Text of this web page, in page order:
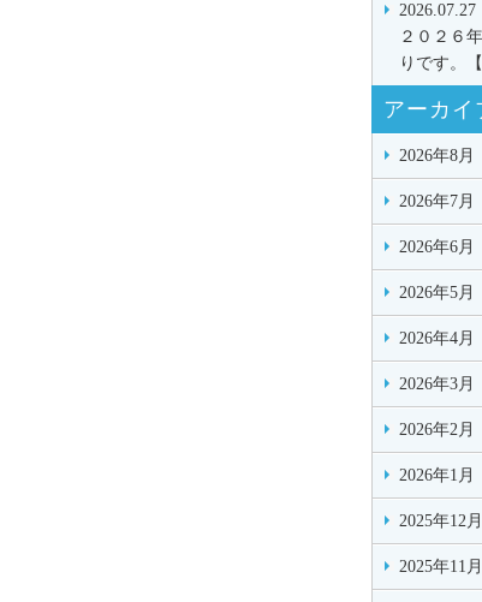
2026.07.27
２０２６
りです。
アーカイ
2026年8月
2026年7月
2026年6月
2026年5月
2026年4月
2026年3月
2026年2月
2026年1月
2025年12月
2025年11月